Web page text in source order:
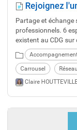
Rejoignez
Partage et échange
professionnels. 6
existent au CDG
les dates de tous
réseaux vous
Carrousel
Claire HOUTTEVILLE